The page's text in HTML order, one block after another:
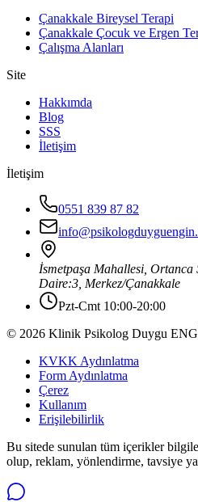
Çanakkale Bireysel Terapi
Çanakkale Çocuk ve Ergen
Çalışma Alanları
Site
Hakkımda
Blog
SSS
İletişim
İletişim
0551 839 87 82
İsmetpaşa Mahallesi,
Daire:3, Merkez/Çanakkale
Pzt-Cmt 10:00-20:00
© 2026 Klinik Psikolog Duygu
KVKK Aydınlatma
Form Aydınlatma
Çerez
Kullanım
Erişilebilirlik
Bu sitede sunulan tüm içerikler
olup, reklam, yönlendirme, tavsiye